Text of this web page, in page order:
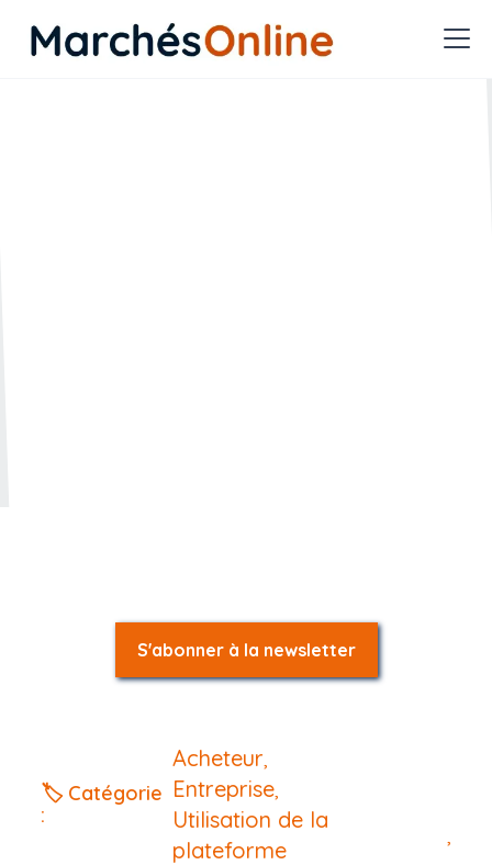
🏷️ Catégorie
:
Acheteur,
Entreprise,
Utilisation de la
plateforme
,
S'abonner à la newsletter